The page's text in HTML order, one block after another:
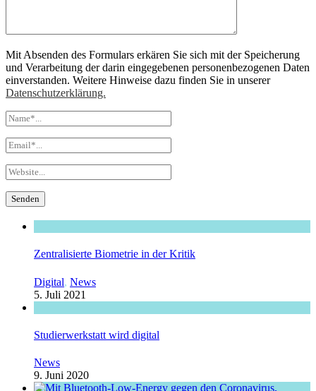
Mit Absenden des Formulars erkären Sie sich mit der Speicherung
und Verarbeitung der darin eingegebenen personenbezogenen Daten
einverstanden. Weitere Hinweise dazu finden Sie in unserer
Datenschutzerklärung.
Zentralisierte Biometrie in der Kritik
Digital, News
5. Juli 2021
Studierwerkstatt wird digital
News
9. Juni 2020